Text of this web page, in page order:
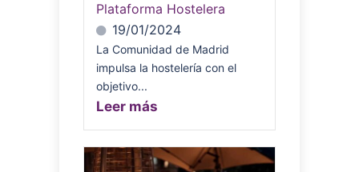
Plataforma Hostelera
19/01/2024
La Comunidad de Madrid
impulsa la hostelería con el
objetivo...
Leer más